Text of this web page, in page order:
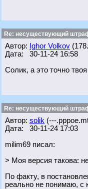
Re: несуществующий
Автор: Ighor Volkov
Дата: 30-11-24 16:58
Солик, а это точно
Re: несуществующий
Автор: solik (---
Дата: 30-11-24 17:03
milim69 писал:
> Моя версия такова:
По факту, в
реально не понимаю, с